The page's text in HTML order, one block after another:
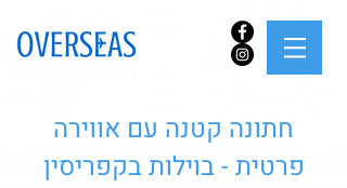
חתונה קטנה עם אווירה
פרטית - בוילות בקפריסין